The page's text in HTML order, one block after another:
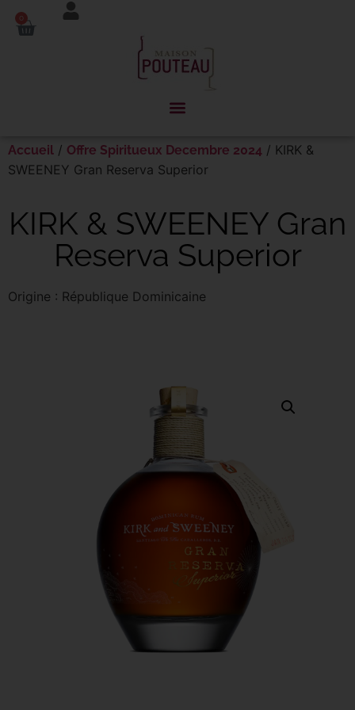
0
Accueil / Offre Spiritueux Decembre 2024 / KIRK &
SWEENEY Gran Reserva Superior
KIRK & SWEENEY Gran
Reserva Superior
Origine : République Dominicaine
Panneau de gestion des cookies